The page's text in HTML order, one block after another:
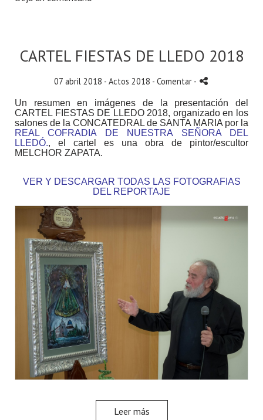
CARTEL FIESTAS DE LLEDO 2018
07 abril 2018 - Actos 2018 - Comentar -
Un resumen en imágenes de la presentación del
CARTEL FIESTAS DE LLEDO 2018, organizado en los
salones de la CONCATEDRAL de SANTA MARIA por la
REAL COFRADIA DE NUESTRA SEÑORA DEL
LLEDÓ., el cartel es una obra de pintor/escultor
MELCHOR ZAPATA.
VER Y DESCARGAR TODAS LAS FOTOGRAFIAS
DEL REPORTAJE
Leer más